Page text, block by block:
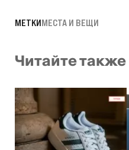
МЕТКИМЕСТА И ВЕЩИ
Читайте также